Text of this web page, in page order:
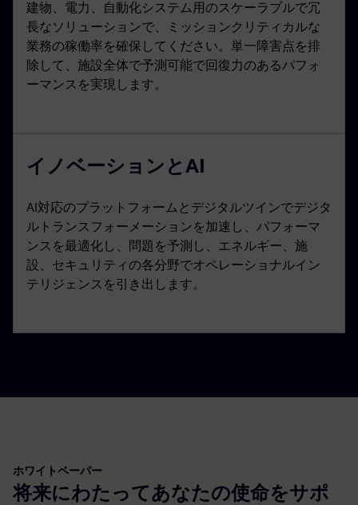
建物、電力、自動化システム用のスケーラブルで冗
長なソリューションで、ミッションクリティカルな
業務の稼働率を確保してください。単一障害点を排
除して、施設全体で予測可能で回復力のあるパフォ
ーマンスを実現します。
イノベーションとAI
AI対応のプラットフォームとデジタルツインでデジタ
ルトランスフォーメーションを加速し、パフォーマ
ンスを最適化し、問題を予測し、エネルギー、施
設、セキュリティの各分野でオペレーショナルイン
テリジェンスを引き出します。
ホワイトペーパー
将来にわたってあなたの使命をサポ